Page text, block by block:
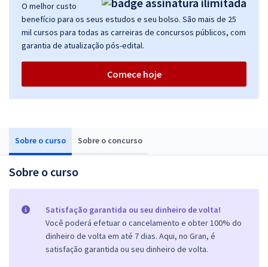
Sobre o curso Sobre o concurso
Sobre o curso
Satisfação garantida ou seu dinheiro de volta!
Você poderá efetuar o cancelamento e obter 100% do
dinheiro de volta em até 7 dias. Aqui, no Gran, é
satisfação garantida ou seu dinheiro de volta.
O melhor custo
benefício para os seus estudos e seu bolso. São mais de 25
mil cursos para todas as carreiras de concursos públicos, com
garantia de atualização pós-edital.
Comece hoje